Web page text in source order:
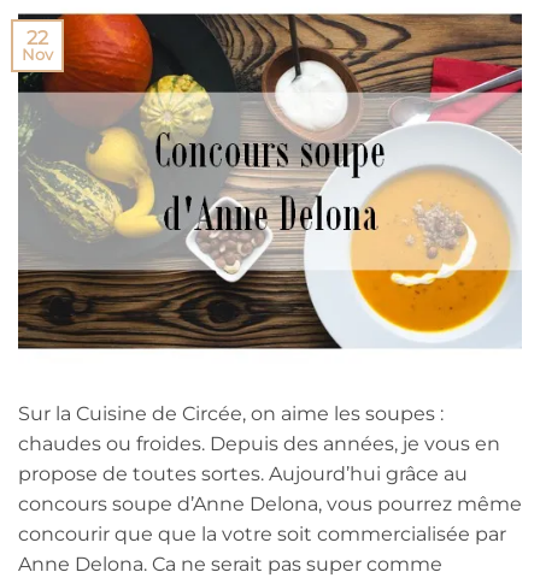
22
Nov
Sur la Cuisine de Circée, on aime les soupes :
chaudes ou froides. Depuis des années, je vous en
propose de toutes sortes. Aujourd’hui grâce au
concours soupe d’Anne Delona, vous pourrez même
concourir que que la votre soit commercialisée par
Anne Delona. Ca ne serait pas super comme